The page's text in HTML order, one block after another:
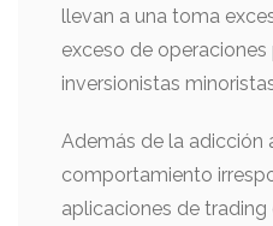
llevan a una toma
exceso de
inversionistas
Además de la adicción
comportamiento
aplicaciones de